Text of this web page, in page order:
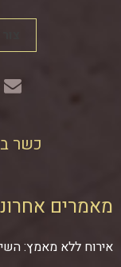
כשר
מאמרים
אירוח ללא מאמץ: